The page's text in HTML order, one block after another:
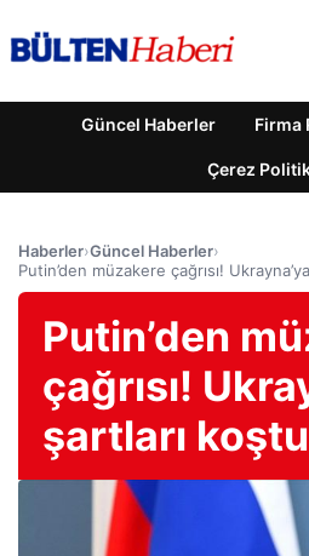
Güncel Haberler Firma
Çerez
Haberler›Güncel Haberler›
Putin’den müzakere çağrısı!
Putin’den
çağrısı!
şartları koştu